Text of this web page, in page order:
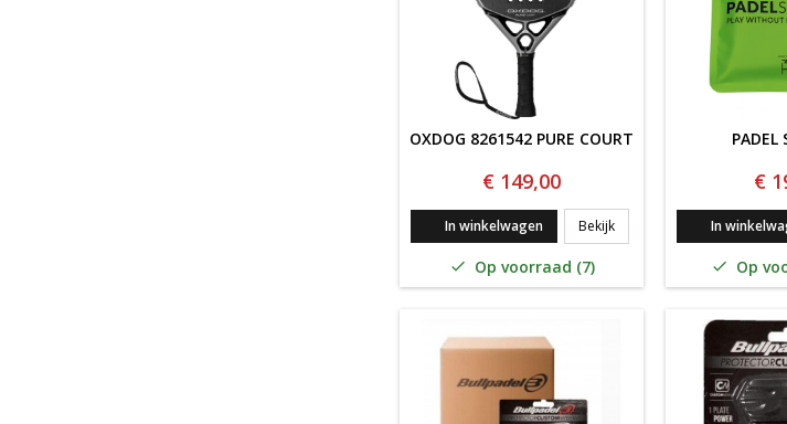
OXDOG 8261542 PURE COURT
€ 149,00
In winkelwagen BekijkOxdog 8261542 Pure Court
 Op voorraad (7)
PADEL
€
In
 Op